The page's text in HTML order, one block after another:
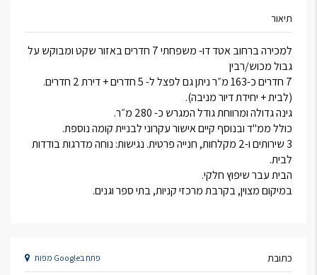
תיאור
למכירה ברחוב אטד דו- משפחתי 7 חדרים באזור שקט ומבוקש על
גבול מכוש/רבין
7 חדרים כ-163 מ״ר ניתן גם לפצל ל- 5 חדרים + דירת 2 חדרים.
(לבית + יחידת דיור מניבה).
גינה גדולה ומרווחת גודל המגרש כ- 280 מ״ר.
כולל ממ"ד ובנוסף קיים אישור עקרוני לבניית קומה נוספת.
3 שירותים ו-2 מקלחות, חנייה פרטית. נגישות: נוחה מדרגות בודדות
לבית.
הבית עבר שיפוץ חלקי.
במיקום מצוין, בקרבת מרכזי קניות, בתי ספר וגנים.
כתובת פתח בGoogle מפות